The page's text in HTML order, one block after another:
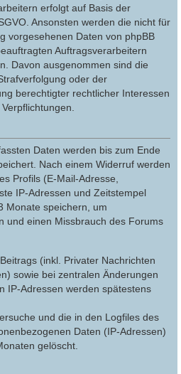
erfolgt auf Basis der
Ansonsten werden die nicht für
vorgesehenen Daten von phpBB
Auftragsverarbeitern
Davon ausgenommen sind die
oder der
berechtigter rechtlicher Interessen
Daten werden bis zum Ende
Nach einem Widerruf werden
Profils (E-Mail-Adresse,
IP-Adressen und Zeitstempel
Monate speichern, um
und einen Missbrauch des Forums
(inkl. Privater Nachrichten
sowie bei zentralen Änderungen
IP-Adressen werden spätestens
und die in den Logfiles des
Daten (IP-Adressen)
gelöscht.